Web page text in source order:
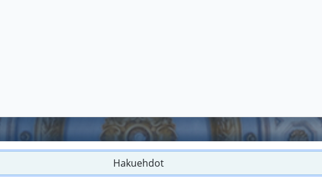
Hakuehdot